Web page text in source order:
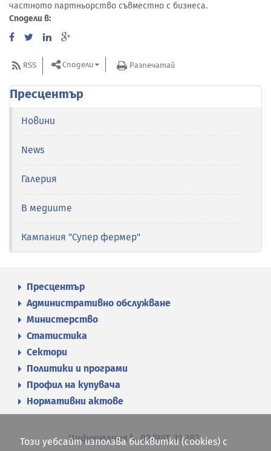
частното партньорство съвместно с бизнеса.
Сподели в:
RSS Сподели Разпечатай
Пресцентър
Новини
News
Галерия
В медиите
Кампания "Супер фермер"
Пресцентър
Административно обслужване
Министерство
Статистика
Сектори
Политики и програми
Профил на купувача
Нормативни актове
Информация 02/985 11 383
Този уебсайт използва бисквитки (cookies) с